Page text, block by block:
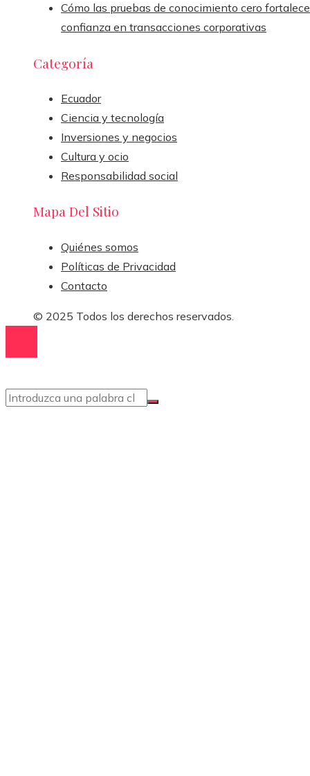
Cómo las pruebas de conocimiento cero
confianza en transacciones corporativas
Categoría
Ecuador
Ciencia y tecnología
Inversiones y negocios
Cultura y ocio
Responsabilidad social
Mapa Del Sitio
Quiénes somos
Políticas de Privacidad
Contacto
© 2025 Todos los derechos reservados.